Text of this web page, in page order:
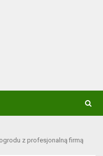
z profesjonalną firmą